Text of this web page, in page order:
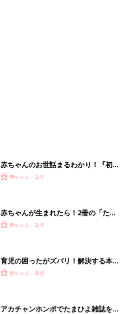
夫婦で予習する 出産の教科書
が見逃せない！
PR（Amazon）